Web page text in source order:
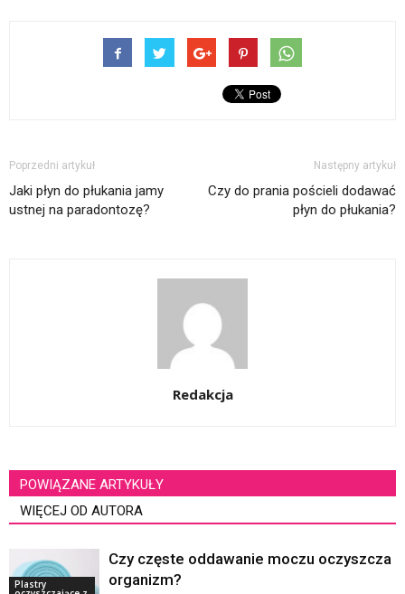
Poprzedni artykuł
Jaki płyn do płukania jamy
ustnej na paradontozę?
Następny artykuł
Czy do prania pościeli dodawać
płyn do płukania?
Redakcja
POWIĄZANE ARTYKUŁY
WIĘCEJ OD AUTORA
Plastry
Czy częste oddawanie moczu oczyszcza
organizm?